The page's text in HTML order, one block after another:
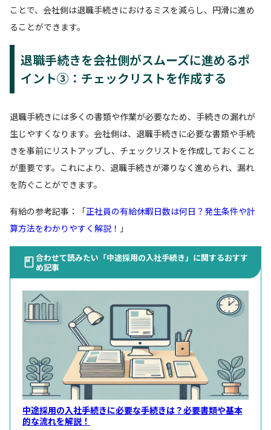
ことで、会社側は退職手続きにおけるミスを減らし、円滑に進め
ることができます。
退職手続きを会社側がスムーズに進めるポ
イント③：チェックリストを作成する
退職手続きには多くの書類や作業が必要なため、手続きの漏れが
生じやすくなります。会社側は、退職手続きに必要な書類や手続
きを事前にリストアップし、チェックリストを作成しておくこと
が重要です。これにより、退職手続きが滞りなく進められ、漏れ
を防ぐことができます。
有給の参考記事：「正社員の有給休暇日数は何日？発生条件や計
算方法をわかりやすく解説！ 」
合わせて読みたい「中途採用の入社手続き」に関するおすす
め記事
中途採用の入社手続きに必要な手続きは？必要書類や基本
的な流れを解説！